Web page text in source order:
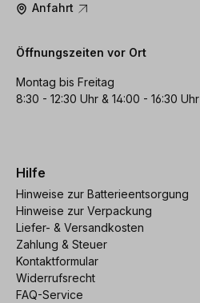
Anfahrt
Öffnungszeiten vor Ort
Montag bis Freitag
8:30 - 12:30 Uhr & 14:00 - 16:30 Uhr
Hilfe
Hinweise zur Batterieentsorgung
Hinweise zur Verpackung
Liefer- & Versandkosten
Zahlung & Steuer
Kontaktformular
Widerrufsrecht
FAQ-Service